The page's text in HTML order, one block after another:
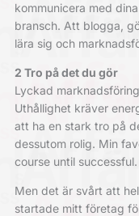
kommunicera med
bransch. Att blogga,
lära sig och
2 Tro på det du gör
Lyckad
Uthållighet kräver
att ha en stark tro på
dessutom rolig. Min
course until successful.
Men det är svårt att
startade mitt företag